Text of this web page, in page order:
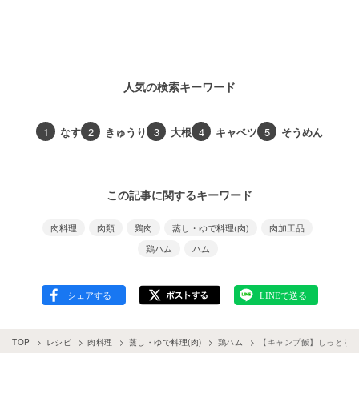
人気の検索キーワード
1 なす 2 きゅうり 3 大根 4 キャベツ 5 そうめん
この記事に関するキーワード
肉料理 肉類 鶏肉 蒸し・ゆで料理(肉)
肉加工品
鶏ハム
ハム
TOP レシピ 肉料理 蒸し・ゆで料理(肉) 鶏ハム 【キャンプ飯】しっとり